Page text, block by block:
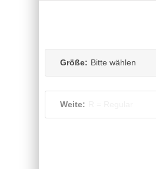
Größe: Bitte wählen
Weite: